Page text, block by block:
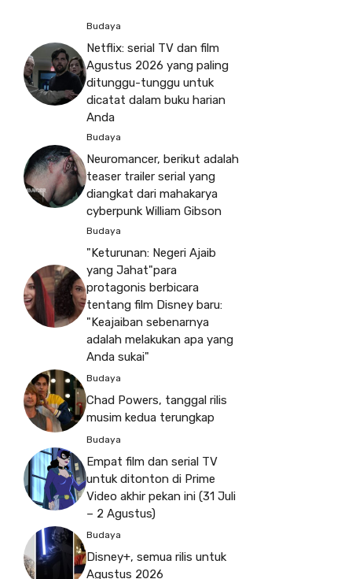
Budaya
Netflix: serial TV dan film
Agustus 2026 yang paling
ditunggu-tunggu untuk
dicatat dalam buku harian
Anda
Budaya
Neuromancer, berikut adalah
teaser trailer serial yang
diangkat dari mahakarya
cyberpunk William Gibson
Budaya
"Keturunan: Negeri Ajaib
yang Jahat"para
protagonis berbicara
tentang film Disney baru:
"Keajaiban sebenarnya
adalah melakukan apa yang
Anda sukai"
Budaya
Chad Powers, tanggal rilis
musim kedua terungkap
Budaya
Empat film dan serial TV
untuk ditonton di Prime
Video akhir pekan ini (31 Juli
– 2 Agustus)
Budaya
Disney+, semua rilis untuk
Agustus 2026